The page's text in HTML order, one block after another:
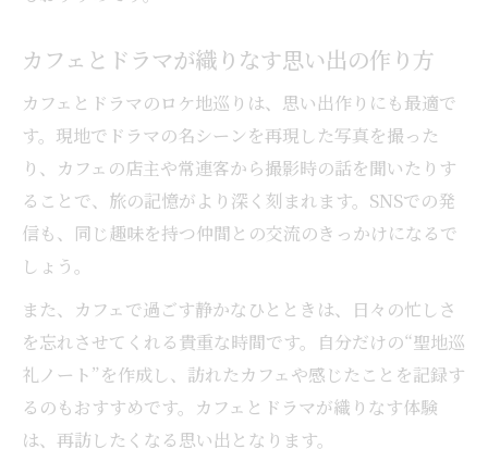
カフェとドラマが織りなす思い出の作り方
カフェとドラマのロケ地巡りは、思い出作りにも最適で
す。現地でドラマの名シーンを再現した写真を撮った
り、カフェの店主や常連客から撮影時の話を聞いたりす
ることで、旅の記憶がより深く刻まれます。SNSでの発
信も、同じ趣味を持つ仲間との交流のきっかけになるで
しょう。
また、カフェで過ごす静かなひとときは、日々の忙しさ
を忘れさせてくれる貴重な時間です。自分だけの“聖地巡
礼ノート”を作成し、訪れたカフェや感じたことを記録す
るのもおすすめです。カフェとドラマが織りなす体験
は、再訪したくなる思い出となります。